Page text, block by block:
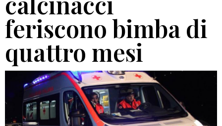
feriscono bimba di
quattro mesi